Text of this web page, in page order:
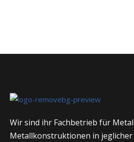
Wir sind ihr Fachbetrieb für
Metallkonstruktionen in jeglicher